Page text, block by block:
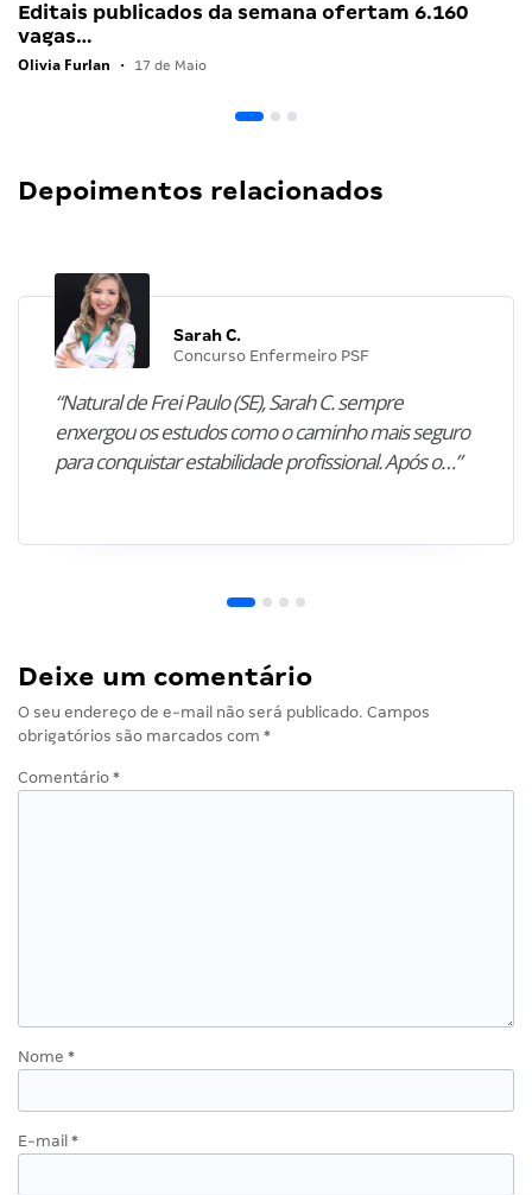
Editais publicados da semana ofertam 6.160
vagas…
Olivia Furlan • 17 de Maio
Depoimentos relacionados
Sarah C.
Concurso Enfermeiro PSF
“Natural de Frei Paulo (SE), Sarah C. sempre
enxergou os estudos como o caminho mais seguro
para conquistar estabilidade profissional. Após o…”
Deixe um comentário
O seu endereço de e-mail não será publicado. Campos
obrigatórios são marcados com *
Comentário *
Nome *
E-mail *